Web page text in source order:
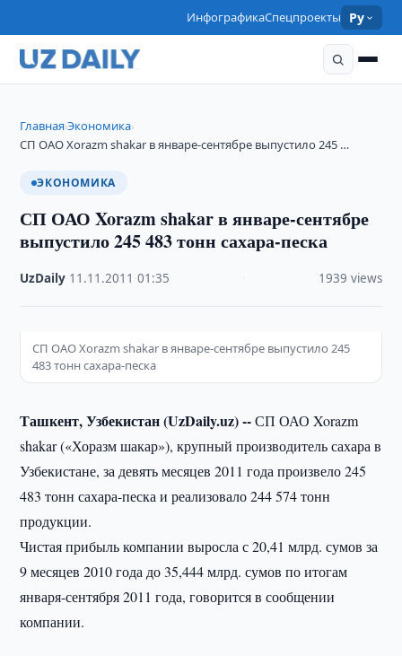
ИнфографикаСпецпроекты Ру
Главная›Экономика›
СП ОАО Xorazm shakar в январе-сентябре выпустило 245 …
ЭКОНОМИКА
СП ОАО Xorazm shakar в январе-сентябре
выпустило 245 483 тонн сахара-песка
UzDaily 11.11.2011 ·01:35 1939 views
СП ОАО Xorazm shakar в январе-сентябре выпустило 245
483 тонн сахара-песка
Ташкент, Узбекистан (UzDaily.uz) --СП ОАО Xorazm
shakar («Хоразм шакар»), крупный производитель сахара в
Узбекистане, за девять месяцев 2011 года произвело 245
483 тонн сахара-песка и реализовало 244 574 тонн
продукции.
Чистая прибыль компании выросла с 20,41 млрд. сумов за
9 месяцев 2010 года до 35,444 млрд. сумов по итогам
января-сентября 2011 года, говорится в сообщении
компании.